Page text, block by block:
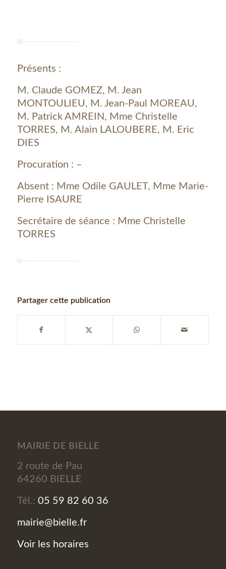
Présents :
M. Claude GOMEZ, M. Jean
MONTOULIEU, M. Jean-Paul MOREAU,
M. Patrick AMREIN, Mme Christelle
TORRES, M. Alain LALOUBERE, M. Eric
DIES
Procuration : –
Absent : Mme Odile GAULET, Mme Marie-
Pierre ISAURE
Secrétaire de séance : Mme Christelle
TORRES
Partager cette publication
MAIRIE DE BIELLE
2 route de Pau
64260 BIELLE
Tél.: 05 59 82 60 36
mairie@bielle.fr
Voir les horaires